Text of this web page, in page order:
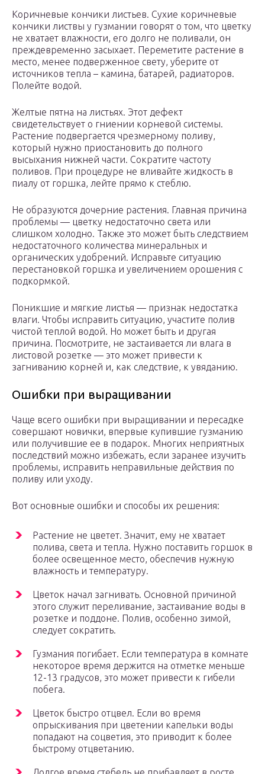
Коричневые кончики листьев. Сухие коричневые
кончики листвы у гузмании говорят о том, что цветку
не хватает влажности, его долго не поливали, он
преждевременно засыхает. Переметите растение в
место, менее подверженное свету, уберите от
источников тепла – камина, батарей, радиаторов.
Полейте водой.
Желтые пятна на листьях. Этот дефект
свидетельствует о гниении корневой системы.
Растение подвергается чрезмерному поливу,
который нужно приостановить до полного
высыхания нижней части. Сократите частоту
поливов. При процедуре не вливайте жидкость в
пиалу от горшка, лейте прямо к стеблю.
Не образуются дочерние растения. Главная причина
проблемы — цветку недостаточно света или
слишком холодно. Также это может быть следствием
недостаточного количества минеральных и
органических удобрений. Исправьте ситуацию
перестановкой горшка и увеличением орошения с
подкормкой.
Поникшие и мягкие листья — признак недостатка
влаги. Чтобы исправить ситуацию, участите полив
чистой теплой водой. Но может быть и другая
причина. Посмотрите, не застаивается ли влага в
листовой розетке — это может привести к
загниванию корней и, как следствие, к увяданию.
Ошибки при выращивании
Чаще всего ошибки при выращивании и пересадке
совершают новички, впервые купившие гузманию
или получившие ее в подарок. Многих неприятных
последствий можно избежать, если заранее изучить
проблемы, исправить неправильные действия по
поливу или уходу.
Вот основные ошибки и способы их решения:
Растение не цветет. Значит, ему не хватает
полива, света и тепла. Нужно поставить горшок в
более освещенное место, обеспечив нужную
влажность и температуру.
Цветок начал загнивать. Основной причиной
этого служит переливание, застаивание воды в
розетке и поддоне. Полив, особенно зимой,
следует сократить.
Гузмания погибает. Если температура в комнате
некоторое время держится на отметке меньше
12-13 градусов, это может привести к гибели
побега.
Цветок быстро отцвел. Если во время
опрыскивания при цветении капельки воды
попадают на соцветия, это приводит к более
быстрому отцветанию.